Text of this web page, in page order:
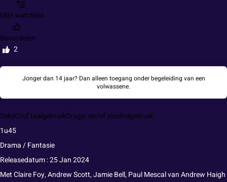
Mijn watchlist
Beoordelen
2
Jonger dan 14 jaar? Dan alleen toegang onder begeleiding van een
volwassene.
SeksGrof taalgebruikDrugs- en/of alcoholgebruik
1u45
Drama / Fantasie
Releasedatum : 25 Jan 2024
MetClaire Foy, Andrew Scott, Jamie Bell, Paul MescalvanAndrew Haigh